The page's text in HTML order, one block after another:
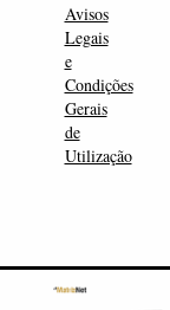
Avisos
Legais
e
Condições
Gerais
de
Utilização